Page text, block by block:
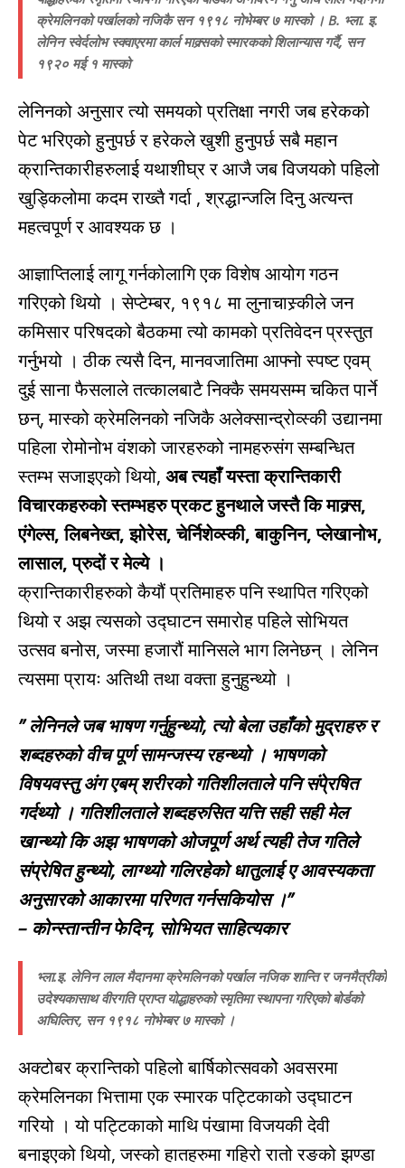
क्रेमलिनको पर्खालको नजिकै सन १९१८ नोभेम्बर ७ मास्को । B. भ्ला. इ.
लेनिन स्वेर्दलोभ स्क्वाएरमा कार्ल माक्र्सको स्मारकको शिलान्यास गर्दै, सन
१९२० मई १ मास्को
लेनिनको अनुसार त्यो समयको प्रतिक्षा नगरी जब हरेकको
पेट भरिएको हुनुपर्छ र हरेकले खुशी हुनुपर्छ सबै महान
क्रान्तिकारीहरुलाई यथाशीघ्र र आजै जब विजयको पहिलो
खुड्किलोमा कदम राख्तै गर्दा , श्रद्धान्जलि दिनु अत्यन्त
महत्वपूर्ण र आवश्यक छ ।
आज्ञाप्तिलाई लागू गर्नकोलागि एक विशेष आयोग गठन
गरिएको थियो । सेप्टेम्बर, १९१८ मा लुनाचास्र्कीले जन
कमिसार परिषदको बैठकमा त्यो कामको प्रतिवेदन प्रस्तुत
गर्नुभयो । ठीक त्यसै दिन, मानवजातिमा आफ्नो स्पष्ट एवम्
दुई साना फैसलाले तत्कालबाटै निक्कै समयसम्म चकित पार्ने
छन्, मास्को क्रेमलिनको नजिकै अलेक्सान्द्रोव्स्की उद्यानमा
पहिला रोमोनोभ वंशको जारहरुको नामहरुसंग सम्बन्धित
स्तम्भ सजाइएको थियो, अब त्यहाँ यस्ता क्रान्तिकारी
विचारकहरुको स्तम्भहरु प्रकट हुनथाले जस्तै किमाक्र्स,
एंगेल्स, लिबनेख्त, झोरेस, चेर्निशेव्स्की, बाकुनिन, प्लेखानोभ,
लासाल, प्रुदों र मेल्ये ।
क्रान्तिकारीहरुको कैयौं प्रतिमाहरु पनि स्थापित गरिएको
थियो र अझ त्यसको उद्घाटन समारोह पहिले सोभियत
उत्सव बनोस, जस्मा हजारौं मानिसले भाग लिनेछन् । लेनिन
त्यसमा प्रायः अतिथी तथा वक्ता हुनुहुन्थ्यो ।
” लेनिनले जब भाषण गर्नुहुन्थ्यो, त्यो बेला उहाँको मुद्राहरु र
शब्दहरुको वीच पूर्ण सामन्जस्य रहन्थ्यो । भाषणको
विषयवस्तु अंग एबम् शरीरको गतिशीलताले पनि संपे्रषित
गर्दथ्यो । गतिशीलताले शब्दहरुसित यत्ति सही सही मेल
खान्थ्यो कि अझ भाषणको ओजपूर्ण अर्थ त्यही तेज गतिले
संप्रेषित हुन्थ्यो, लाग्थ्यो गलिरहेको धातुलाई ए आवस्यकता
अनुसारको आकारमा परिणत गर्नसकियोस ।”
– कोन्स्तान्तीन फेदिन, सोभियत साहित्यकार
भ्ला.इ. लेनिन लाल मैदानमा क्रेमलिनको पर्खाल नजिक शान्ति र जनमैत्रीको
उदेश्यकासाथ वीरगति प्राप्त योद्धाहरुको स्मृतिमा स्थापना गरिएको बोर्डको
अघिल्तिर, सन १९१८ नोभेम्बर ७ मास्को ।
अक्टोबर क्रान्तिको पहिलो बार्षिकोत्सवकोे अवसरमा
क्रेमलिनका भित्तामा एक स्मारक पट्टिकाको उद्घाटन
गरियो । यो पट्टिकाको माथि पंखामा विजयकी देवी
बनाइएको थियो, जस्को हातहरुमा गहिरो रातो रङको झण्डा